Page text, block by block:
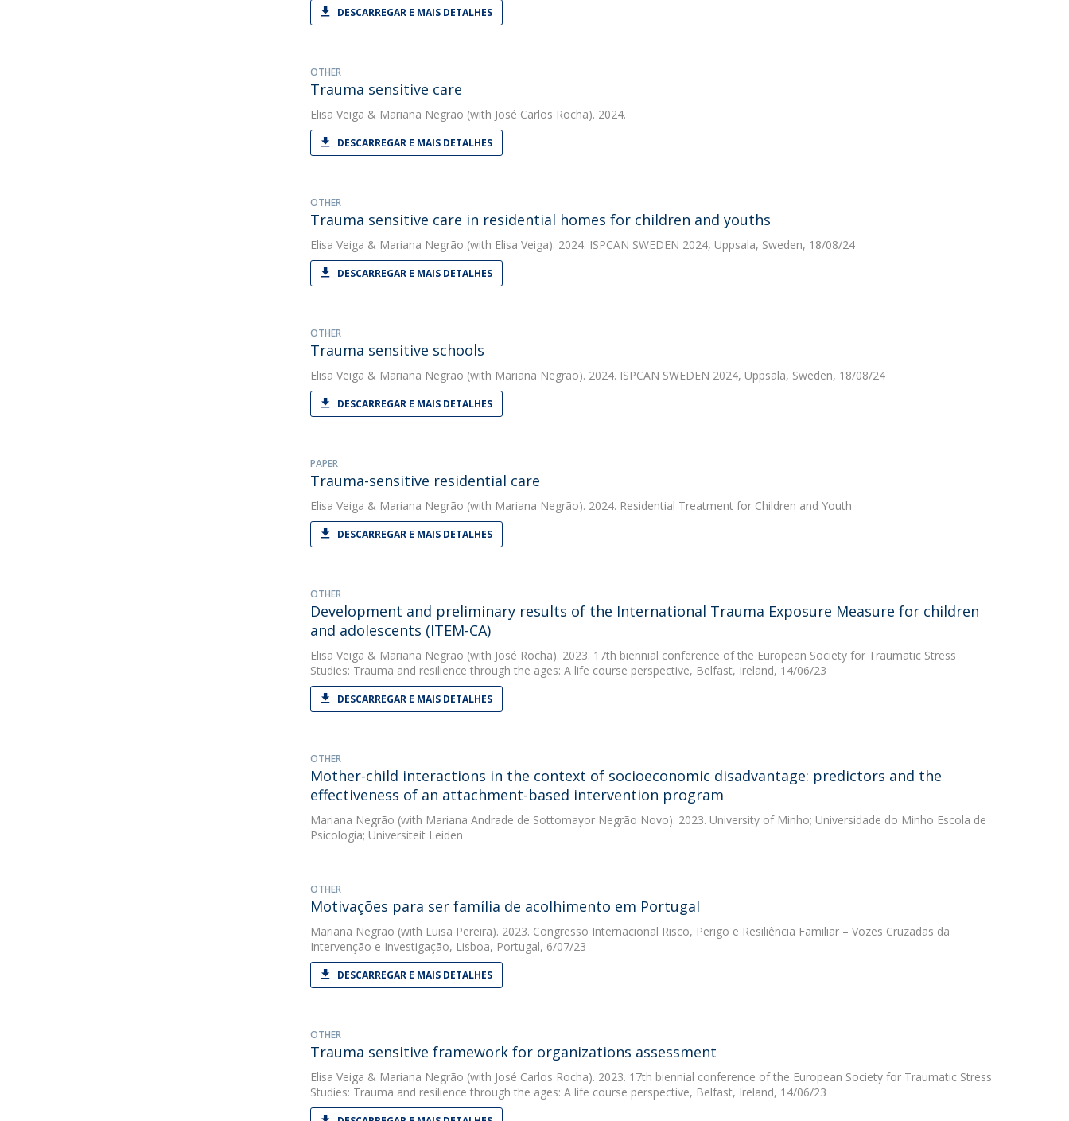
DESCARREGAR E MAIS DETALHES
OTHER
Trauma sensitive care
Elisa Veiga & Mariana Negrão (with José Carlos Rocha). 2024.
DESCARREGAR E MAIS DETALHES
OTHER
Trauma sensitive care in residential homes for children and youths
Elisa Veiga & Mariana Negrão (with Elisa Veiga). 2024. ISPCAN SWEDEN 2024, Uppsala, Sweden, 18/08/24
DESCARREGAR E MAIS DETALHES
OTHER
Trauma sensitive schools
Elisa Veiga & Mariana Negrão (with Mariana Negrão). 2024. ISPCAN SWEDEN 2024, Uppsala, Sweden, 18/08/24
DESCARREGAR E MAIS DETALHES
PAPER
Trauma-sensitive residential care
Elisa Veiga & Mariana Negrão (with Mariana Negrão). 2024. Residential Treatment for Children and Youth
DESCARREGAR E MAIS DETALHES
OTHER
Development and preliminary results of the International Trauma Exposure Measure for children
and adolescents (ITEM-CA)
Elisa Veiga & Mariana Negrão (with José Rocha). 2023. 17th biennial conference of the European Society for Traumatic Stress
Studies: Trauma and resilience through the ages: A life course perspective, Belfast, Ireland, 14/06/23
DESCARREGAR E MAIS DETALHES
OTHER
Mother-child interactions in the context of socioeconomic disadvantage: predictors and the
effectiveness of an attachment-based intervention program
Mariana Negrão (with Mariana Andrade de Sottomayor Negrão Novo). 2023. University of Minho; Universidade do Minho Escola de
Psicologia; Universiteit Leiden
OTHER
Motivações para ser família de acolhimento em Portugal
Mariana Negrão (with Luisa Pereira). 2023. Congresso Internacional Risco, Perigo e Resiliência Familiar – Vozes Cruzadas da
Intervenção e Investigação, Lisboa, Portugal, 6/07/23
DESCARREGAR E MAIS DETALHES
OTHER
Trauma sensitive framework for organizations assessment
Elisa Veiga & Mariana Negrão (with José Carlos Rocha). 2023. 17th biennial conference of the European Society for Traumatic Stress
Studies: Trauma and resilience through the ages: A life course perspective, Belfast, Ireland, 14/06/23